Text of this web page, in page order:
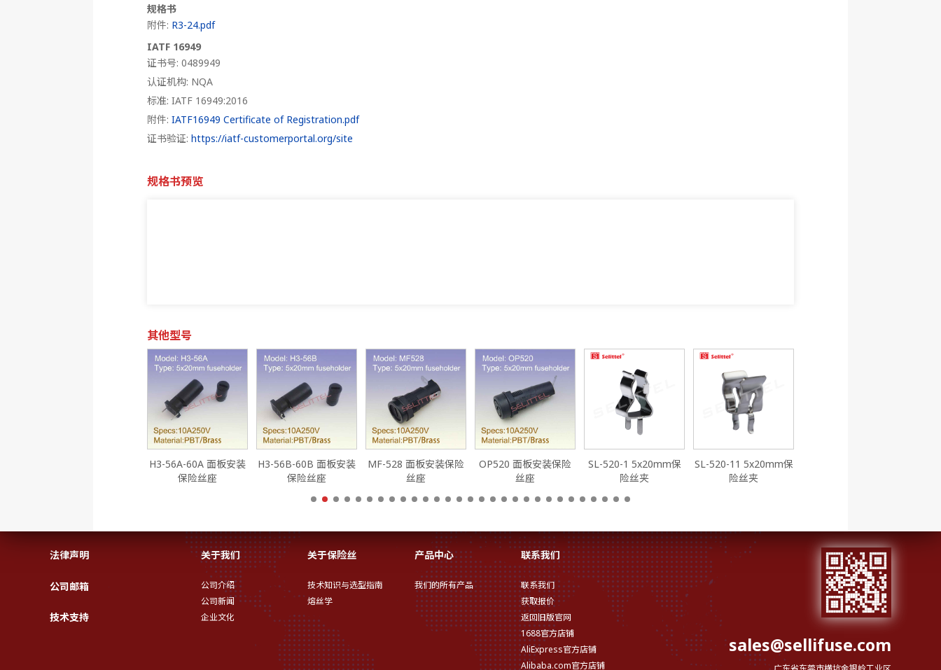
规格书
附件: R3-24.pdf
IATF 16949
证书号: 0489949
认证机构: NQA
标准: IATF 16949:2016
附件: IATF16949 Certificate of Registration.pdf
证书验证: https://iatf-customerportal.org/site
规格书预览
其他型号
H3-56A-60A 面板安装
保险丝座
H3-56B-60B 面板安装
保险丝座
MF-528 面板安装保险
丝座
OP520 面板安装保险
丝座
SL-520-1 5x20mm保
险丝夹
SL-520-11 5x20mm保
险丝夹
法律声明
公司邮箱
技术支持
关于我们
公司介绍
公司新闻
企业文化
关于保险丝
技术知识与选型指南
熔丝学
产品中心
我们的所有产品
联系我们
联系我们
获取报价
返回旧版官网
1688官方店铺
AliExpress官方店铺
Alibaba.com官方店铺
sales@sellifuse.com